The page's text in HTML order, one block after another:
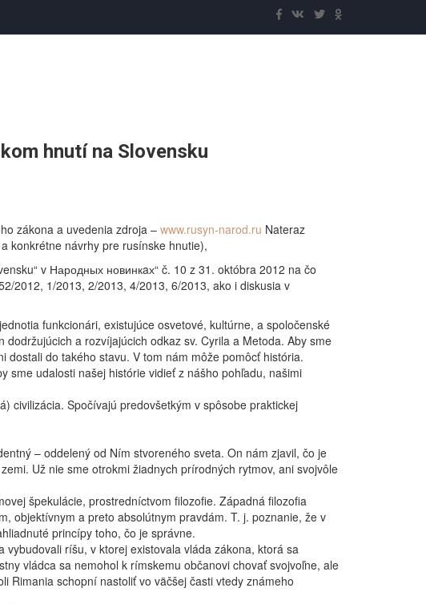
hnutí na Slovensku
zákona a uvedenia zdroja – www.rusyn-narod.ru Nateraz
konkrétne návrhy pre rusínske hnutie),
v Народных новинкaх“ č. 10 z 31. októbra 2012 na čo
2012, 1/2013, 2/2013, 4/2013, 6/2013, ako i diskusia v
funkcionári, existujúce osvetové, kultúrne, a spoločenské
a rozvíjajúcich odkaz sv. Cyrila a Metoda. Aby sme
do takého stavu. V tom nám môže pomôcť história.
sme udalosti našej histórie vidieť z nášho pohľadu, našimi
civilizácia. Spočívajú predovšetkým v spôsobe praktickej
– oddelený od Ním stvoreného sveta. On nám zjavil, čo je
Už nie sme otrokmi žiadnych prírodných rytmov, ani svojvôle
špekulácie, prostredníctvom filozofie. Západná filozofia
objektívnym a preto absolútnym pravdám. T. j. poznanie, že v
princípy toho, čo je správne.
ríšu, v ktorej existovala vláda zákona, ktorá sa
vládca sa nemohol k rímskemu občanovi chovať svojvoľne, ale
Rimania schopní nastoliť vo väčšej časti vtedy známeho